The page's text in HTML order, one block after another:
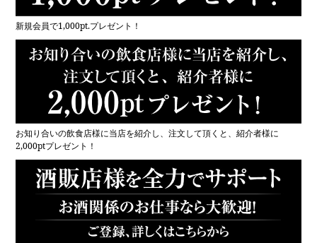
新規会員で1,000pt.プレゼント！
お知り合いの飲食店様に当店を紹介し、注文して頂くと、紹介者様に
2,000ptプレゼント！